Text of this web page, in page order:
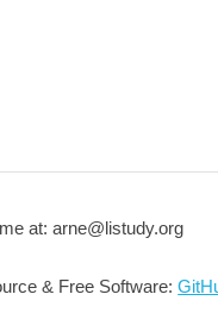
at: arne@listudy.org
& Free Software: